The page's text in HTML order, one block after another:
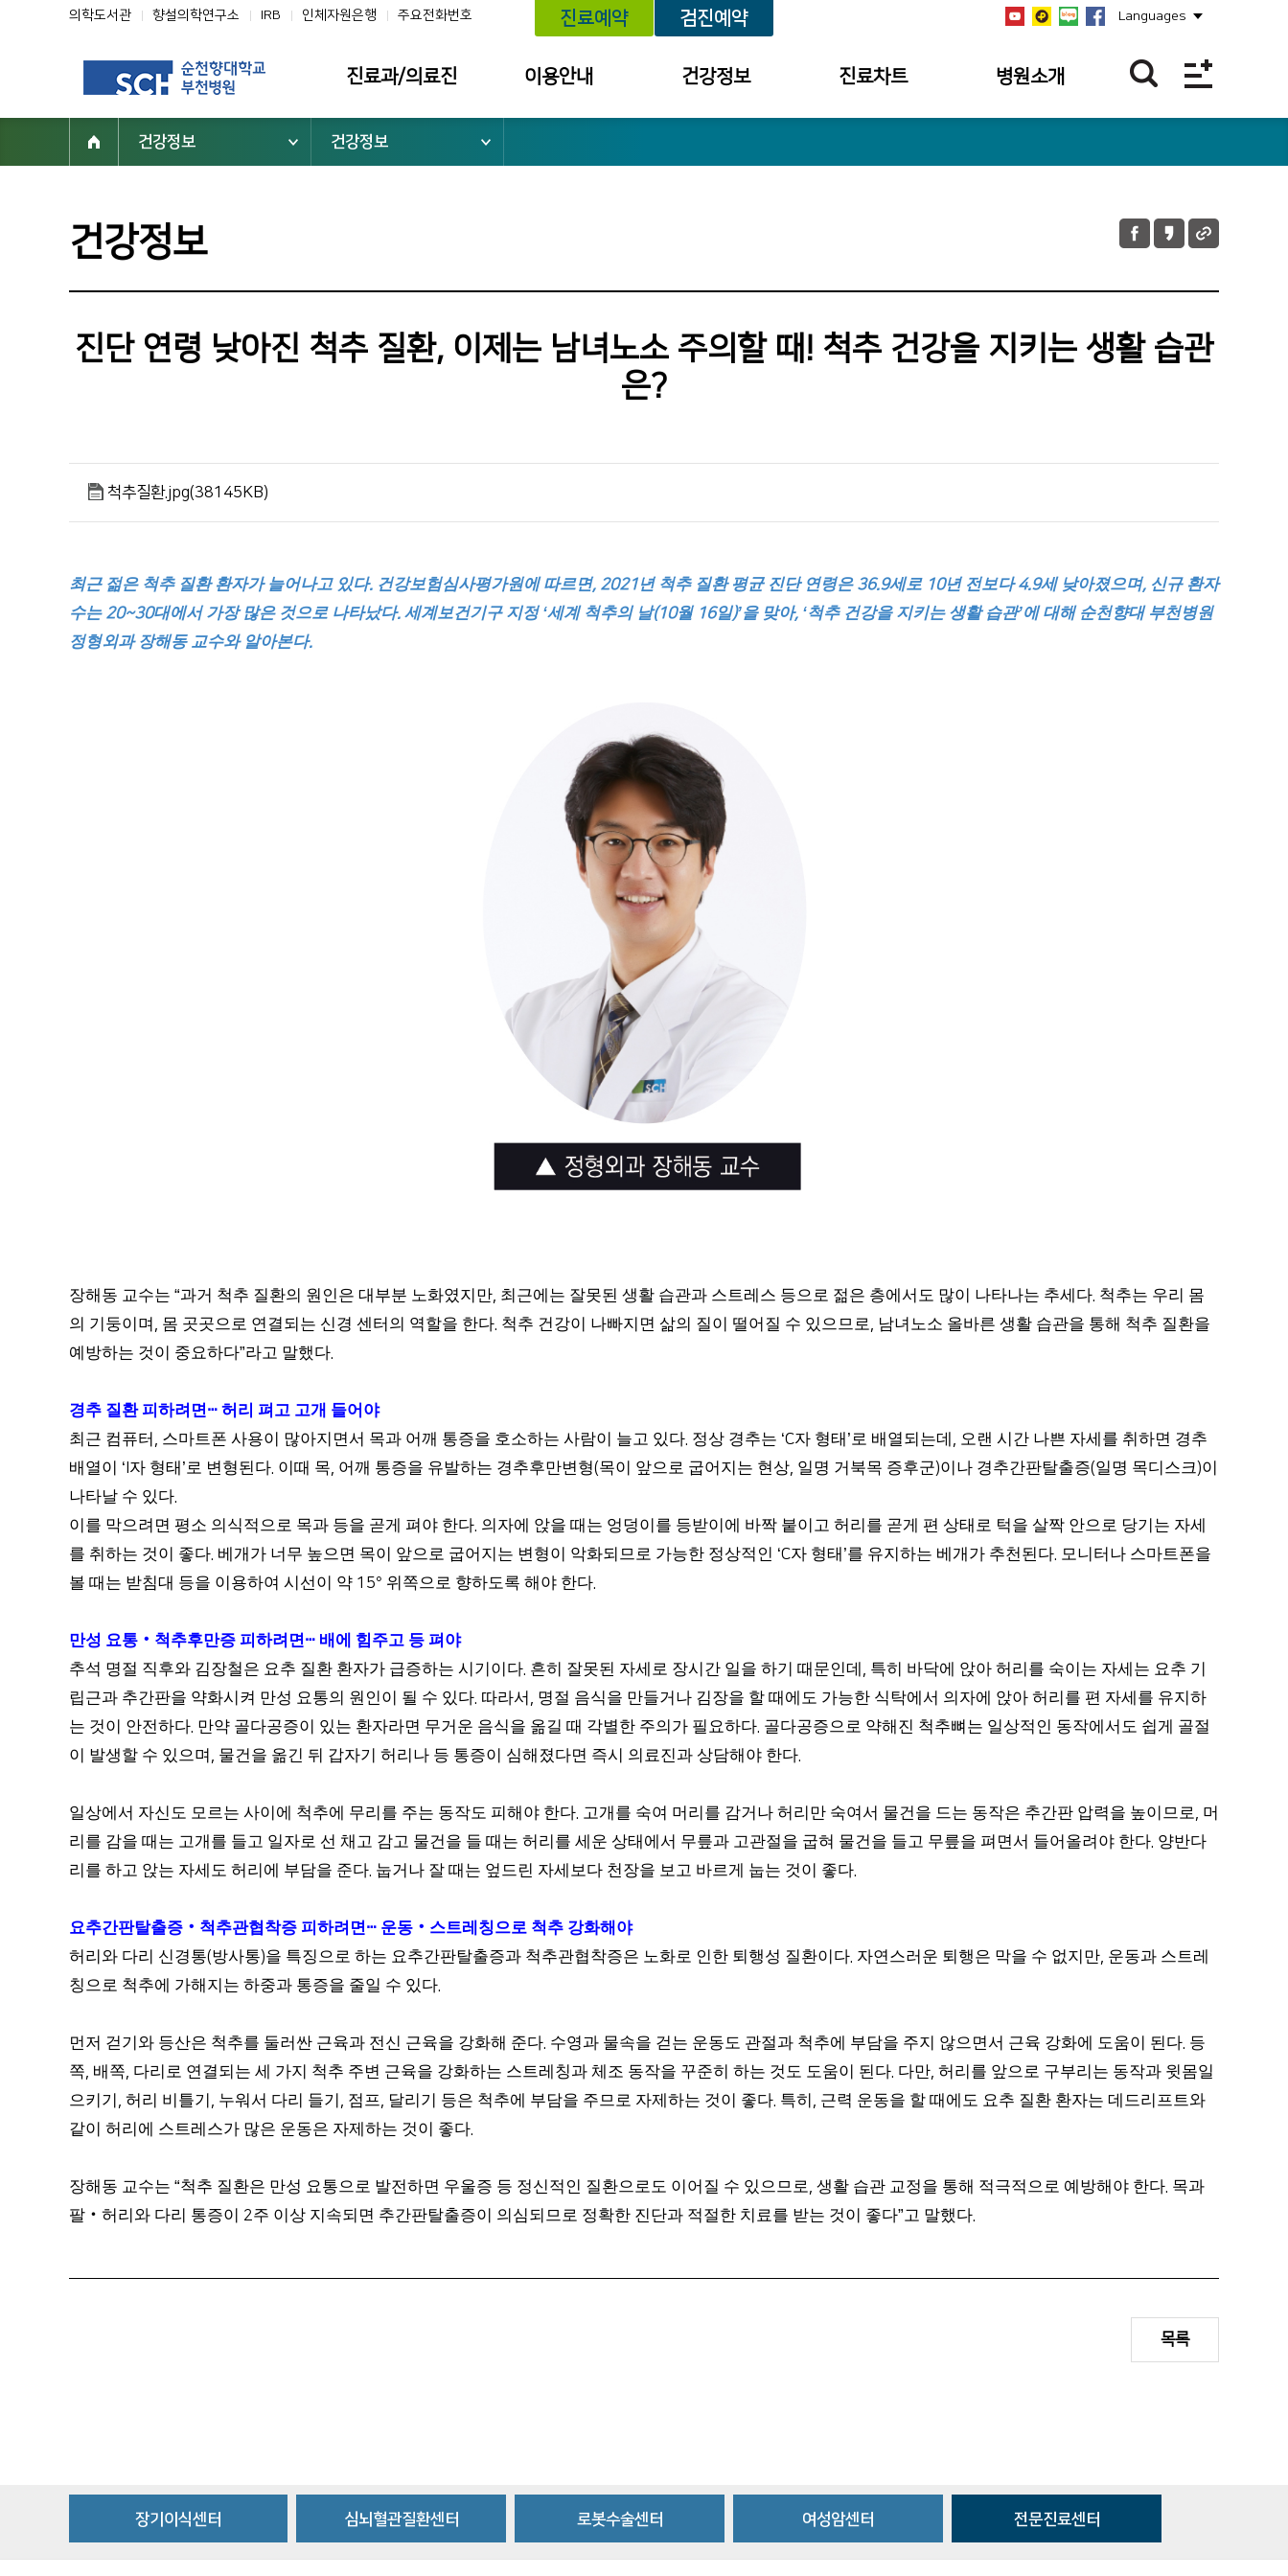
의학도서관 향설의학연구소 IRB 인체자원은행 주요전화번호 진료예약 검진예약 Languages
진료과/의료진
진료과
부설기관/연구소
진료협력센터
이용안내
위치 안내
응급진료 안내
병문안 안내
장례식장 안내
건강정보
건강정보
진료차트
예약내역
검진 결과 내역
칭찬사연 내역
병원소개
병원개요
안전보건경영방침
사회공헌
병원HI
고객 행복글
입찰공고
1899-5700
건강정보 건강정보
건강정보
진단 연령 낮아진 척추 질환, 이제는 남녀노소 주의할 때! 척추 건강을 지키는 생활 습관
은?
척추질환.jpg(38145KB)
최근 젊은 척추 질환 환자가 늘어나고 있다. 건강보험심사평가원에 따르면, 2021년 척추 질환 평균 진단 연령은 36.9세로 10년 전보다4.9세 낮아졌으며, 신규 환자
수는 20~30대에서 가장 많은 것으로 나타났다. 세계보건기구 지정 ‘세계 척추의 날(10월 16일)’을 맞아, ‘척추 건강을 지키는 생활 습관’에 대해 순천향대 부천병원
정형외과 장해동 교수와 알아본다.
장해동 교수는 “과거 척추 질환의 원인은 대부분 노화였지만, 최근에는 잘못된 생활 습관과 스트레스 등으로 젊은 층에서도 많이 나타나는 추세다. 척추는 우리 몸
의 기둥이며 , 몸 곳곳으로 연결되는 신경 센터의 역할을 한다. 척추 건강이 나빠지면 삶의 질이 떨어질 수 있으므로, 남녀노소 올바른 생활 습관을 통해 척추 질환을
예방하는 것이 중요하다”라고 말했다.
경추 질환 피하려면ⵈ 허리 펴고 고개 들어야
최근 컴퓨터 , 스마트폰 사용이 많아지면서 목과 어깨 통증을 호소하는 사람이 늘고 있다. 정상 경추는 ‘C자 형태 ’로 배열되는데 , 오랜 시간 나쁜 자세를 취하면 경추
배열이 ‘I 자 형태 ’로 변형된다. 이때 목, 어깨 통증을 유발하는 경추후만변형(목이 앞으로 굽어지는 현상, 일명 거북목 증후군)이나 경추간판탈출증(일명 목디스크)이
나타날 수 있다.
이를 막으려면 평소 의식적으로 목과 등을 곧게 펴야 한다. 의자에 앉을 때는 엉덩이를 등받이에 바짝 붙이고 허리를 곧게 편 상태로 턱을 살짝 안으로 당기는 자세
를 취하는 것이 좋다. 베개가 너무 높으면 목이 앞으로 굽어지는 변형이 악화되므로 가능한 정상적인 ‘C자 형태 ’를 유지하는 베개가 추천된다. 모니터나 스마트폰을
볼 때는 받침대 등을 이용하여 시선이 약 15° 위쪽으로 향하도록 해야 한다.
만성 요통 ‧ 척추후만증 피하려면ⵈ 배에 힘주고 등 펴야
추석 명절 직후와 김장철은 요추 질환 환자가 급증하는 시기이다. 흔히 잘못된 자세로 장시간 일을 하기 때문인데 , 특히 바닥에 앉아 허리를 숙이는 자세는 요추 기
립근과 추간판을 약화시켜 만성 요통의 원인이 될 수 있다. 따라서 , 명절 음식을 만들거나 김장을 할 때에도 가능한 식탁에서 의자에 앉아 허리를 편 자세를 유지하
는 것이 안전하다. 만약 골다공증이 있는 환자라면 무거운 음식을 옮길 때 각별한 주의가 필요하다. 골다공증으로 약해진 척추뼈는 일상적인 동작에서도 쉽게 골절
이 발생할 수 있으며 , 물건을 옮긴 뒤 갑자기 허리나 등 통증이 심해졌다면 즉시 의료진과 상담해야 한다.
일상에서 자신도 모르는 사이에 척추에 무리를 주는 동작도 피해야 한다. 고개를 숙여 머리를 감거나 허리만 숙여서 물건을 드는 동작은 추간판 압력을 높이므로, 머
리를 감을 때는 고개를 들고 일자로 선 채고 감고 물건을 들 때는 허리를 세운 상태에서 무릎과 고관절을 굽혀 물건을 들고 무릎을 펴면서 들어올려야 한다. 양반다
리를 하고 앉는 자세도 허리에 부담을 준다. 눕거나 잘 때는 엎드린 자세보다 천장을 보고 바르게 눕는 것이 좋다.
요추간판탈출증 ‧ 척추관협착증 피하려면ⵈ 운동 ‧ 스트레칭으로 척추 강화해야
허리와 다리 신경통(방사통)을 특징으로 하는 요추간판탈출증과 척추관협착증은 노화로 인한 퇴행성 질환이다. 자연스러운 퇴행은 막을 수 없지만, 운동과 스트레
칭으로 척추에 가해지는 하중과 통증을 줄일 수 있다.
먼저 걷기와 등산은 척추를 둘러싼 근육과 전신 근육을 강화해 준다. 수영과 물속을 걷는 운동도 관절과 척추에 부담을 주지 않으면서 근육 강화에 도움이 된다. 등
쪽, 배쪽, 다리로 연결되는 세 가지 척추 주변 근육을 강화하는 스트레칭과 체조 동작을 꾸준히 하는 것도 도움이 된다. 다만, 허리를 앞으로 구부리는 동작과 윗몸일
으키기 , 허리 비틀기 , 누워서 다리 들기 , 점프, 달리기 등은 척추에 부담을 주므로 자제하는 것이 좋다. 특히 , 근력 운동을 할 때에도 요추 질환 환자는 데드리프트와
같이 허리에 스트레스가 많은 운동은 자제하는 것이 좋다.
장해동 교수는 “척추 질환은 만성 요통으로 발전하면 우울증 등 정신적인 질환으로도 이어질 수 있으므로, 생활 습관 교정을 통해 적극적으로 예방해야 한다. 목과
팔 ‧ 허리와 다리 통증이 2주 이상 지속되면 추간판탈출증이 의심되므로 정확한 진단과 적절한 치료를 받는 것이 좋다”고 말했다.
목록
장기이식센터 심뇌혈관질환센터 로봇수술센터 여성암센터 전문진료센터